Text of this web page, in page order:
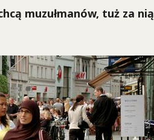
muzułmanów, tuż za nią